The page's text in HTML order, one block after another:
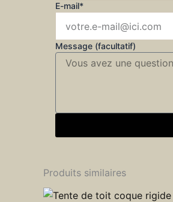
E-mail*
Message (facultatif)
Produits similaires